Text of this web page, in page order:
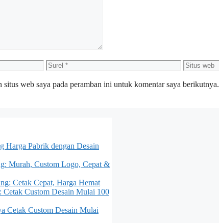
Surel
Situs
web
situs web saya pada peramban ini untuk komentar saya berikutnya.
Harga Pabrik dengan Desain
Murah, Custom Logo, Cepat &
Cetak Cepat, Harga Hemat
Cetak Custom Desain Mulai 100
Cetak Custom Desain Mulai